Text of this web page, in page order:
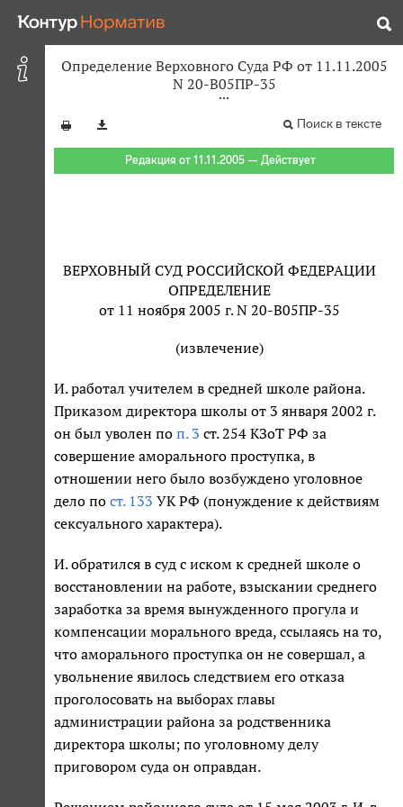
Определение Верховного Суда РФ от 11.11.2005
N 20-В05ПР-35
Поиск в тексте
Редакция от 11.11.2005 — Действует
ВЕРХОВНЫЙ СУД РОССИЙСКОЙ ФЕДЕРАЦИИ
ОПРЕДЕЛЕНИЕ
от 11 ноября 2005 г. N 20-В05ПР-35
(извлечение)
И. работал учителем в средней школе района.
Приказом директора школы от 3 января 2002 г.
он был уволен по п. 3 ст. 254 КЗоТ РФ за
совершение аморального проступка, в
отношении него было возбуждено уголовное
дело по ст. 133 УК РФ (понуждение к действиям
сексуального характера).
И. обратился в суд с иском к средней школе о
восстановлении на работе, взыскании среднего
заработка за время вынужденного прогула и
компенсации морального вреда, ссылаясь на то,
что аморального проступка он не совершал, а
увольнение явилось следствием его отказа
проголосовать на выборах главы
администрации района за родственника
директора школы; по уголовному делу
приговором суда он оправдан.